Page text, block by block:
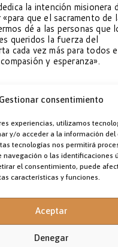
Gestionar consentimiento
experiencias, utilizamos
y/o acceder a la información del
tecnologías nos permitirá
o las identificaciones
el consentimiento, puede
características y funciones.
Aceptar
Denegar
la intención misionera
que el sacramento de
dé a las personas que
queridos la fuerza del
cada vez más para todos
y esperanza».